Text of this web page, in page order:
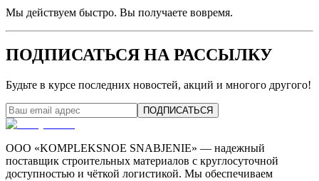
Мы действуем быстро. Вы получаете вовремя.
ПОДПИСАТЬСЯ НА РАССЫЛКУ
Будьте в курсе последних новостей, акций и многого другого!
ПОДПИСАТЬСЯ
ООО «KOMPLEKSNOE SNABJENIE» — надежный
поставщик строительных материалов с круглосуточной
доступностью и чёткой логистикой. Мы обеспечиваем